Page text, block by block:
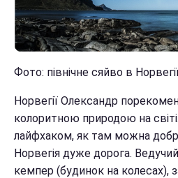
Фото: північне сяйво в
Норвегії Олександр
колоритною природою на
лайфхаком, як там можна
Норвегія дуже дорога.
кемпер (будинок на колесах),